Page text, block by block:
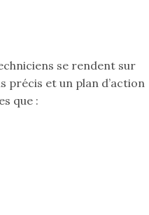
se rendent sur
précis et un plan d’action
que :